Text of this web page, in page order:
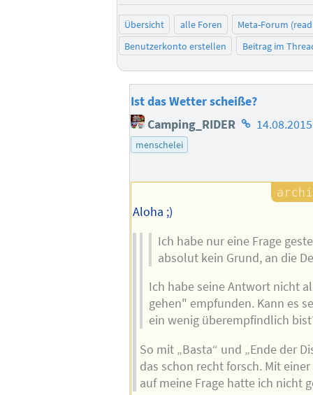
Übersicht alle Foren
Meta-Forum
Benutzerkonto erstellen
Beitrag im
Ist das Wetter scheiße?
Camping_RIDER Homepage
menschelei
Aloha ;)
Ich habe nur eine Frage
absolut kein Grund, an die
Ich habe seine Antwort nicht
gehen" empfunden. Kann es
ein wenig überempfindlich
So mit „Basta“ und „Ende der
das schon recht forsch. Mit
auf meine Frage hatte ich nicht